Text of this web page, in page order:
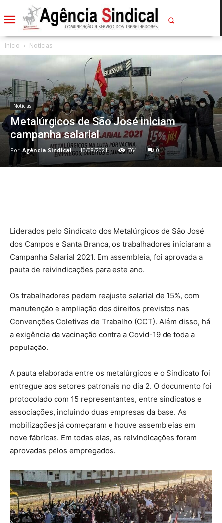
Início Notícias
Notícias
Metalúrgicos de São José iniciam
campanha salarial
Por Agência Sindical - 10/08/2021 764 0
Liderados pelo Sindicato dos Metalúrgicos de São José
dos Campos e Santa Branca, os trabalhadores iniciaram a
Campanha Salarial 2021. Em assembleia, foi aprovada a
pauta de reivindicações para este ano.
Os trabalhadores pedem reajuste salarial de 15%, com
manutenção e ampliação dos direitos previstos nas
Convenções Coletivas de Trabalho (CCT). Além disso, há
a exigência da vacinação contra a Covid-19 de toda a
população.
A pauta elaborada entre os metalúrgicos e o Sindicato foi
entregue aos setores patronais no dia 2. O documento foi
protocolado com 15 representantes, entre sindicatos e
associações, incluindo duas empresas da base. As
mobilizações já começaram e houve assembleias em
nove fábricas. Em todas elas, as reivindicações foram
aprovadas pelos empregados.